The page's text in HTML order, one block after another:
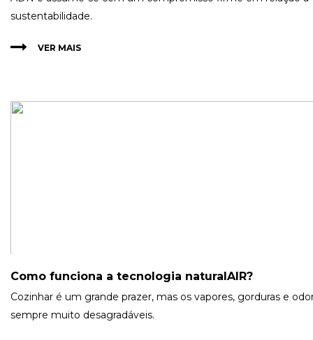
sustentabilidade.
VER MAIS
Como funciona a tecnologia naturalAIR?
Cozinhar é um grande prazer, mas os vapores, gorduras e
sempre muito desagradáveis.